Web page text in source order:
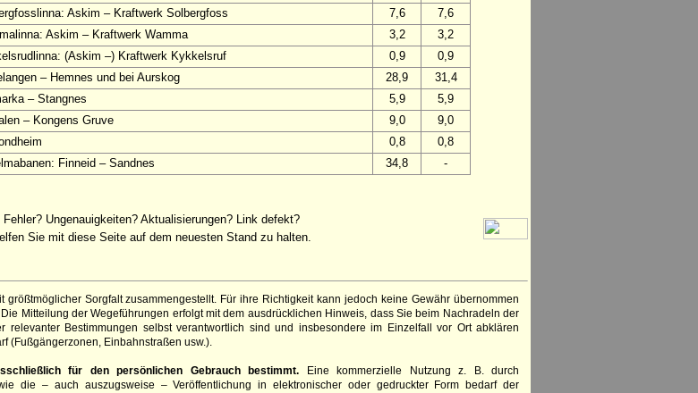
Askim – Kraftwerk Solbergfoss 7,6
7,6
Askim – Kraftwerk Wamma 3,2
3,2
(Askim –) Kraftwerk Kykkelsruf 0,9
0,9
– Hemnes und bei Aurskog 28,9
31,4
– Stangnes 5,9
5,9
– Kongens Gruve 9,0
9,0
0,8
0,8
Finneid – Sandnes 34,8 -
Fehler? Ungenauigkeiten? Aktualisierungen? Link defekt?
Sie mit diese Seite auf dem neuesten Stand zu halten.
Sorgfalt zusammengestellt. Für ihre Richtigkeit kann jedoch keine Gewähr übernommen
Mitteilung der Wegeführungen erfolgt mit dem ausdrücklichen Hinweis, dass Sie beim Nachradeln der
Bestimmungen selbst verantwortlich sind und insbesondere im Einzelfall vor Ort abklären
(Fußgängerzonen, Einbahnstraßen usw.).
für den persönlichen Gebrauch bestimmt. Eine kommerzielle Nutzung z. B. durch
die – auch auszugsweise – Veröffentlichung in elektronischer oder gedruckter Form bedarf der